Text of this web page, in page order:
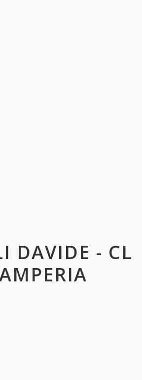
DAVIDE - CL